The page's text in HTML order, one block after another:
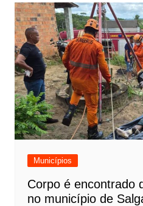
Municípios
Corpo é encontrado
no município de